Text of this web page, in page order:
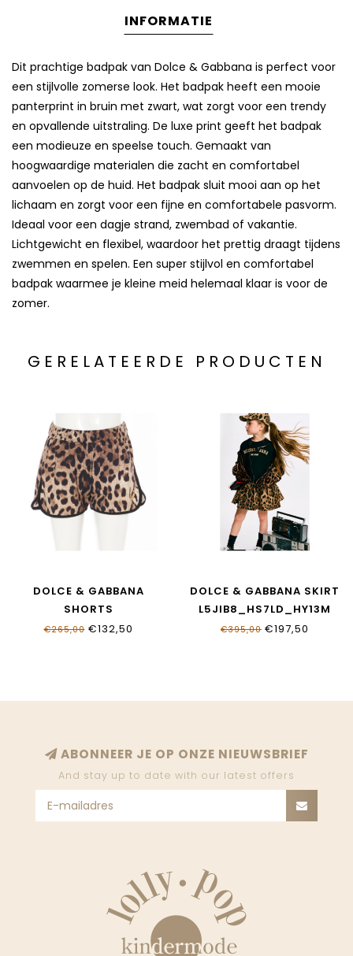
INFORMATIE
Dit prachtige badpak van Dolce & Gabbana is perfect voor
een stijlvolle zomerse look. Het badpak heeft een mooie
panterprint in bruin met zwart, wat zorgt voor een trendy
en opvallende uitstraling. De luxe print geeft het badpak
een modieuze en speelse touch. Gemaakt van
hoogwaardige materialen die zacht en comfortabel
aanvoelen op de huid. Het badpak sluit mooi aan op het
lichaam en zorgt voor een fijne en comfortabele pasvorm.
Ideaal voor een dagje strand, zwembad of vakantie.
Lichtgewicht en flexibel, waardoor het prettig draagt tijdens
zwemmen en spelen. Een super stijlvol en comfortabel
badpak waarmee je kleine meid helemaal klaar is voor de
zomer.
GERELATEERDE PRODUCTEN
DOLCE & GABBANA
SHORTS
L5J845_ONO11_HY13M
€265,00€132,50
DOLCE & GABBANA SKIRT
L5JIB8_HS7LD_HY13M
€395,00 €197,50
ABONNEER JE OP ONZE NIEUWSBRIEF
And stay up to date with our latest offers